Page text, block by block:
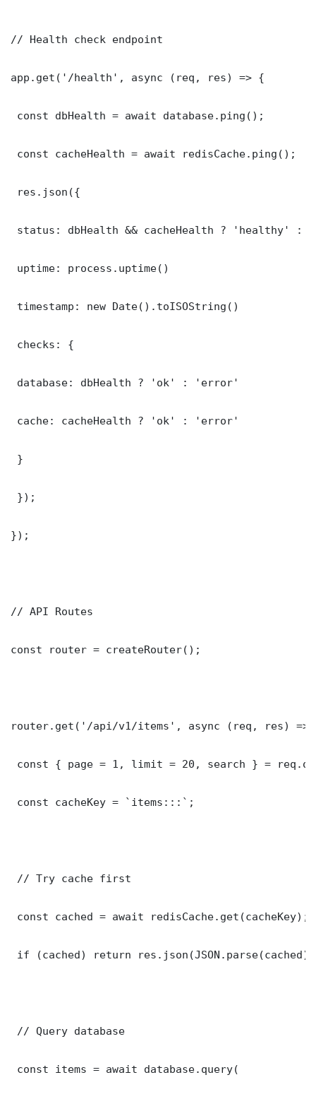
// Health check endpoint
app.get('/health', async (req, res) => {
const dbHealth = await database.ping();
const cacheHealth = await redisCache.ping();
res.json({
status: dbHealth && cacheHealth ? 'healthy' :
uptime: process.uptime()
timestamp: new Date().toISOString()
checks: {
database: dbHealth ? 'ok' : 'error'
cache: cacheHealth ? 'ok' : 'error'
}
});
});
// API Routes
const router = createRouter();
router.get('/api/v1/items', async (req, res) =>
const { page = 1, limit = 20, search } =
const cacheKey = `items:::`;
// Try cache first
const cached = await redisCache.get(cacheKey);
if (cached) return
// Query database
const items = await database.query(